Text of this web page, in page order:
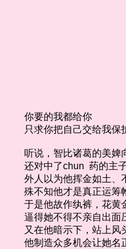
你要的我都给你
只求你把自己交给我保
听说，智比诸葛的美婢向
还对中了chun 药的主子
外人以为他挥金如土、
殊不知他才是真正运筹
于是他故作纨裤，花黄
逼得她不得不亲自出面压
又在他暗示下，站上风
他制造众多机会让她名